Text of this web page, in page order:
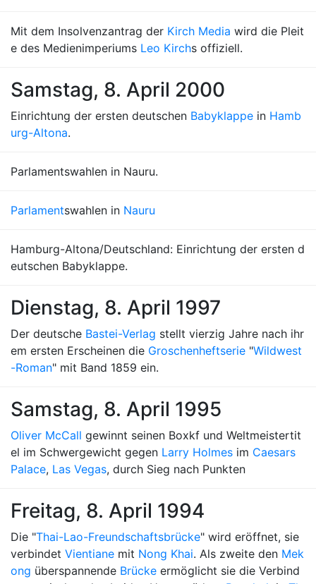
Mit dem Insolvenzantrag der Kirch Media wird die Pleit
e des Medienimperiums Leo Kirchs offiziell.
Samstag, 8. April 2000
Einrichtung der ersten deutschen Babyklappe in Hamb
urg-Altona.
Parlamentswahlen in Nauru.
Parlamentswahlen in Nauru
Hamburg-Altona/Deutschland: Einrichtung der ersten d
eutschen Babyklappe.
Dienstag, 8. April 1997
Der deutsche Bastei-Verlag stellt vierzig Jahre nach ihr
em ersten Erscheinen die Groschenheftserie "Wildwest
-Roman" mit Band 1859 ein.
Samstag, 8. April 1995
Oliver McCall gewinnt seinen Boxkf und Weltmeistertit
el im Schwergewicht gegen Larry Holmes im Caesars
Palace, Las Vegas, durch Sieg nach Punkten
Freitag, 8. April 1994
Die "Thai-Lao-Freundschaftsbrücke" wird eröffnet, sie
verbindet Vientiane mit Nong Khai. Als zweite den Mek
ong überspannende Brücke ermöglicht sie die Verbind